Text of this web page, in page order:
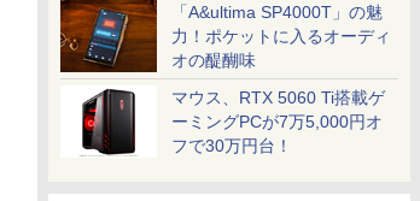
「A&ultima SP4000T」の魅
力！ポケットに入るオーディ
オの醍醐味
マウス、RTX 5060 Ti搭載ゲ
ーミングPCが7万5,000円オ
フで30万円台！